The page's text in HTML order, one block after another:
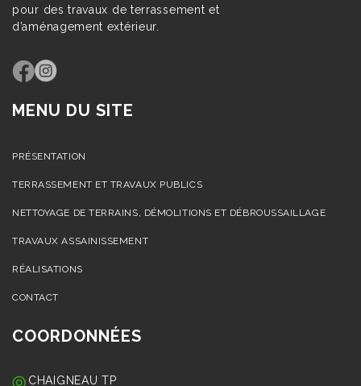
pour des travaux de terrassement et
d’aménagement extérieur.
MENU DU SITE
PRÉSENTATION
TERRASSEMENT ET TRAVAUX PUBLICS
NETTOYAGE DE TERRAINS, DÉMOLITIONS ET DÉBROUSSAILLAGE
TRAVAUX ASSAINISSEMENT
RÉALISATIONS
CONTACT
COORDONNÉES
CHAIGNEAU TP